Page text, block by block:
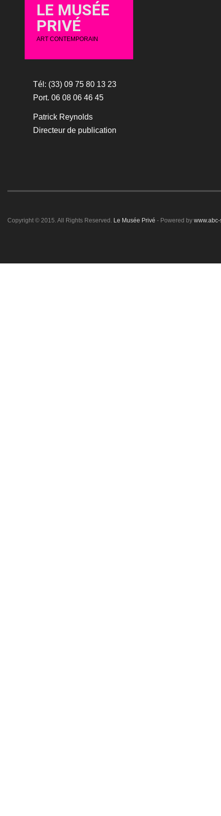
LE MUSÉE
PRIVÉ
ART CONTEMPORAIN
Tél: (33) 09 75 80 13 23
Port. 06 08 06 46 45
Patrick Reynolds
Directeur de publication
Copyright © 2015. All Rights Reserved. Le Musée Privé - Powered by